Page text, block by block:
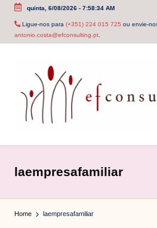
Skip
quinta, 6/08/2026- 7:58:34 AM
Ligue-nos para (+351) 224 015 725 ou envie-
antonio.costa@efconsulting.pt.
c
o
n
laempresafamiliar
Home laempresafamiliar